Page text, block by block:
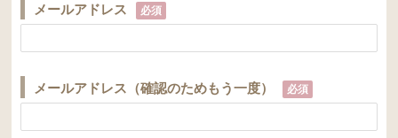
メールアドレス 必須
メールアドレス（確認のためもう一度） 必須